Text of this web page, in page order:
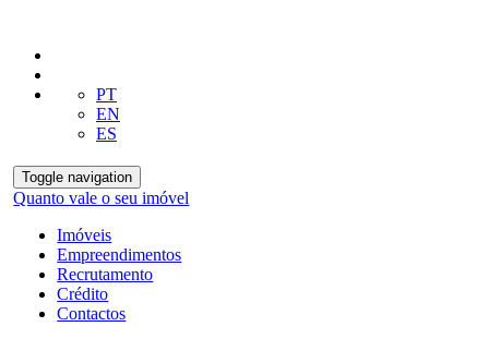
PT
EN
ES
Toggle navigation
Quanto vale o seu imóvel
Imóveis
Empreendimentos
Recrutamento
Crédito
Contactos